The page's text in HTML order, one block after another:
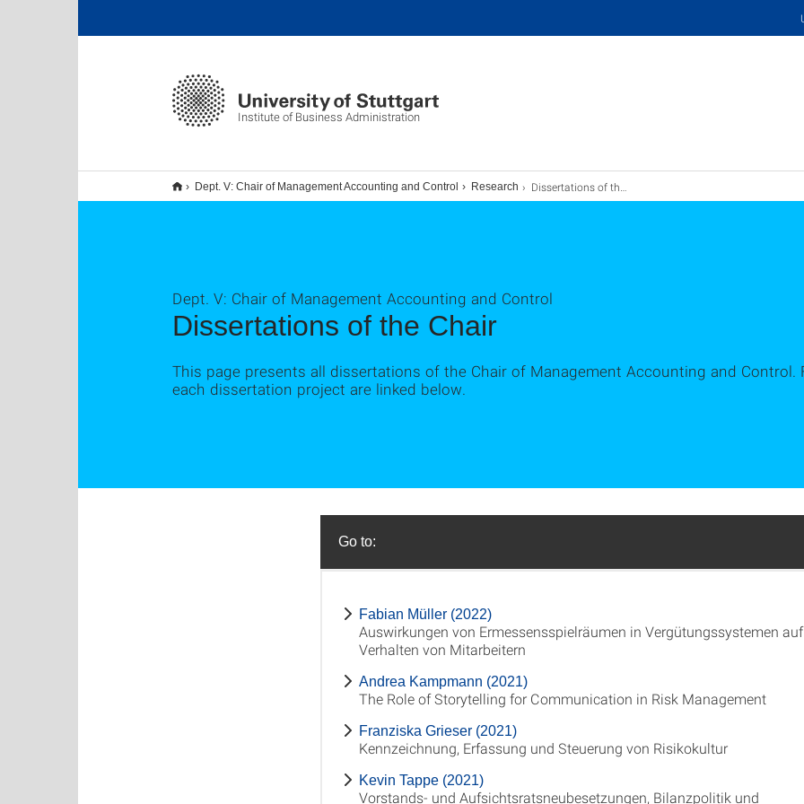
Institute of Business Administration
Dept. V: Chair of Management Accounting and Control Research Dissertations of the Chair
Dissertations of the Chair
Dept. V: Chair of Management Accounting and Control
This page presents all dissertations of the Chair of Management Accounting and
each dissertation project are linked below.
Go to:
Fabian Müller (2022)
Auswirkungen von Ermessensspielräumen in Vergütungssystemen
Verhalten von Mitarbeitern
Andrea Kampmann (2021)
The Role of Storytelling for Communication in Risk Management
Franziska Grieser (2021)
Kennzeichnung, Erfassung und Steuerung von Risikokultur
Kevin Tappe (2021)
Vorstands- und Aufsichtsratsneubesetzungen, Bilanzpolitik und